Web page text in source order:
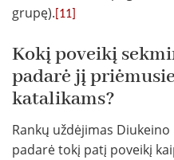
grupę). [11]
Kokį poveikį
padarė jį
katalikams?
Rankų uždėjimas
padarė tokį patį poveikį